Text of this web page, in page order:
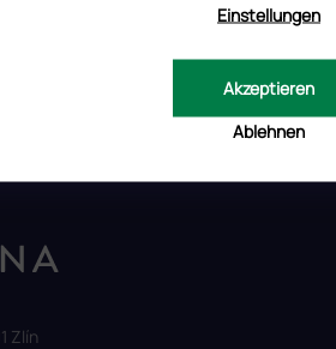
Einstellungen
Ablehnen
Akzeptieren
allergischen Reaktion ist sehr gering.
Bild und die tatsächliche Farbe
Ihres Endgerätes beeinflusst.
Zlín